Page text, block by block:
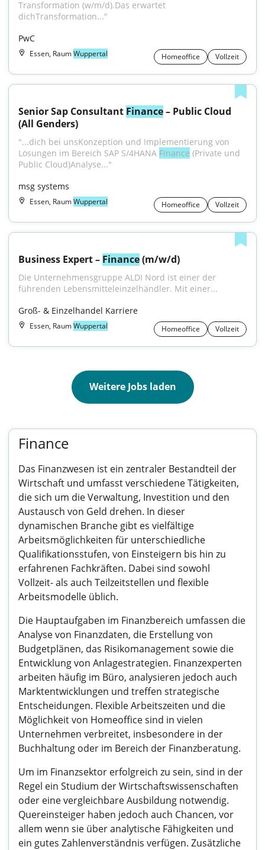
Transformation (w/m/d).Das erwartet
dichTransformation..."
PwC
Essen, RaumWuppertal Homeoffice Vollzeit
Senior Sap Consultant Finance – Public Cloud
(All Genders)
"...dich bei unsKonzeption und Implementierung von
Lösungen im Bereich SAP S/4HANA Finance (Private und
Public Cloud)Analyse..."
msg systems
Essen, RaumWuppertal Homeoffice Vollzeit
Business Expert – Finance (m/w/d)
Die Unternehmensgruppe ALDI Nord ist einer der
führenden Lebensmitteleinzelhändler. Mit einer...
Groß- & Einzelhandel Karriere
Essen, RaumWuppertal Homeoffice Vollzeit
Weitere Jobs laden
Finance
Das Finanzwesen ist ein zentraler Bestandteil der
Wirtschaft und umfasst verschiedene Tätigkeiten,
die sich um die Verwaltung, Investition und den
Austausch von Geld drehen. In dieser
dynamischen Branche gibt es vielfältige
Arbeitsmöglichkeiten für unterschiedliche
Qualifikationsstufen, von Einsteigern bis hin zu
erfahrenen Fachkräften. Dabei sind sowohl
Vollzeit- als auch Teilzeitstellen und flexible
Arbeitsmodelle üblich.
Die Hauptaufgaben im Finanzbereich umfassen die
Analyse von Finanzdaten, die Erstellung von
Budgetplänen, das Risikomanagement sowie die
Entwicklung von Anlagestrategien. Finanzexperten
arbeiten häufig im Büro, analysieren jedoch auch
Marktentwicklungen und treffen strategische
Entscheidungen. Flexible Arbeitszeiten und die
Möglichkeit von Homeoffice sind in vielen
Unternehmen verbreitet, insbesondere in der
Buchhaltung oder im Bereich der Finanzberatung.
Um im Finanzsektor erfolgreich zu sein, sind in der
Regel ein Studium der Wirtschaftswissenschaften
oder eine vergleichbare Ausbildung notwendig.
Quereinsteiger haben jedoch auch Chancen, vor
allem wenn sie über analytische Fähigkeiten und
ein gutes Zahlenverständnis verfügen. Zusätzliche